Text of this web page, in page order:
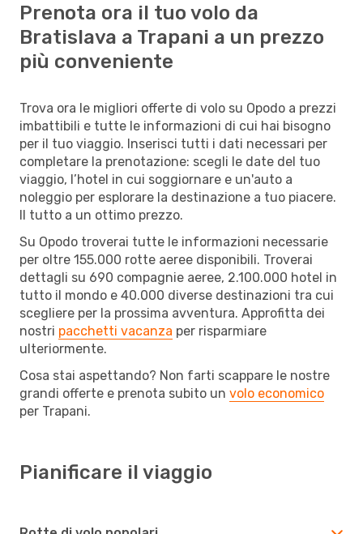
Prenota ora il tuo volo da
Bratislava a Trapani a un prezzo
più conveniente
Trova ora le migliori offerte di volo su Opodo a prezzi
imbattibili e tutte le informazioni di cui hai bisogno
per il tuo viaggio. Inserisci tutti i dati necessari per
completare la prenotazione: scegli le date del tuo
viaggio, l’hotel in cui soggiornare e un'auto a
noleggio per esplorare la destinazione a tuo piacere.
Il tutto a un ottimo prezzo.
Su Opodo troverai tutte le informazioni necessarie
per oltre 155.000 rotte aeree disponibili. Troverai
dettagli su 690 compagnie aeree, 2.100.000 hotel in
tutto il mondo e 40.000 diverse destinazioni tra cui
scegliere per la prossima avventura. Approfitta dei
nostri pacchetti vacanza per risparmiare
ulteriormente.
Cosa stai aspettando? Non farti scappare le nostre
grandi offerte e prenota subito un volo economico
per Trapani.
Pianificare il viaggio